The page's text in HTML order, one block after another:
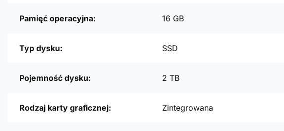
Pamięć operacyjna: 16 GB
Typ dysku: SSD
Pojemność dysku: 2 TB
Rodzaj karty graficznej: Zintegrowana